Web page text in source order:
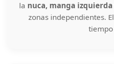
la nuca, manga
zonas independientes.